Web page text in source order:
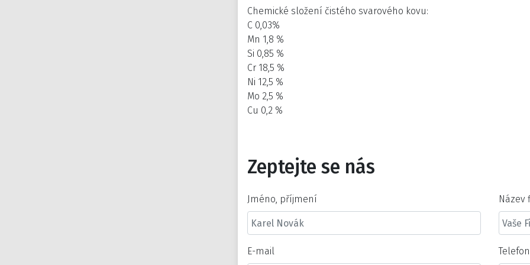
Chemické složení čistého svarového kovu:
C 0,03%
Mn 1,8 %
Si 0,85 %
Cr 18,5 %
Ni 12,5 %
Mo 2,5 %
Cu 0,2 %
Zeptejte se nás
Jméno, příjmení Název
E-mail Telefon